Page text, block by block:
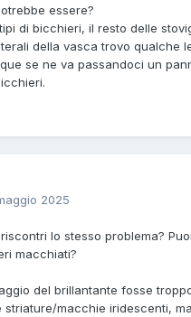
essere?
di bicchieri, il resto delle
della vasca trovo qualche
se ne va passandoci un
2025
lo stesso problema?
macchiati?
del brillantante fosse
striature/macchie iridescenti,